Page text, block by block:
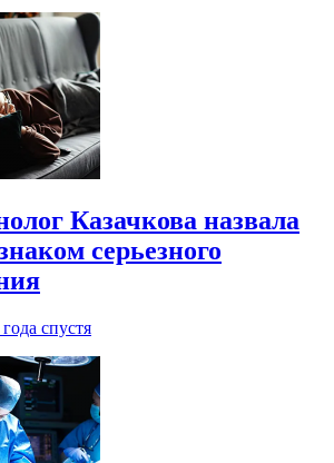
Казачкова назвала
серьезного
года спустя